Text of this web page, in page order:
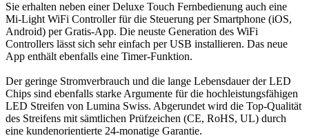
Sie erhalten neben einer Deluxe Touch Fernbedienung auch eine
Mi-Light WiFi Controller für die Steuerung per Smartphone (iOS,
Android) per Gratis-App. Die neuste Generation des WiFi
Controllers lässt sich sehr einfach per USB installieren. Das neue
App enthält ebenfalls eine Timer-Funktion.
Der geringe Stromverbrauch und die lange Lebensdauer der LED
Chips sind ebenfalls starke Argumente für die hochleistungsfähigen
LED Streifen von Lumina Swiss. Abgerundet wird die Top-Qualität
des Streifens mit sämtlichen Prüfzeichen (CE, RoHS, UL) durch
eine kundenorientierte 24-monatige Garantie.